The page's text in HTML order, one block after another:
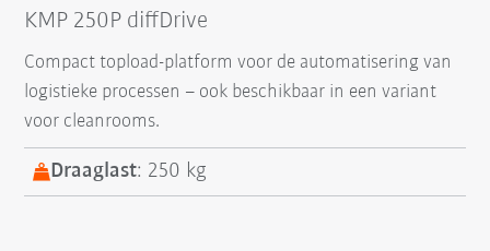
KMP 250P diffDrive
Compact topload-platform voor de automatisering van
logistieke processen – ook beschikbaar in een variant
voor cleanrooms.
Draaglast: 250 kg